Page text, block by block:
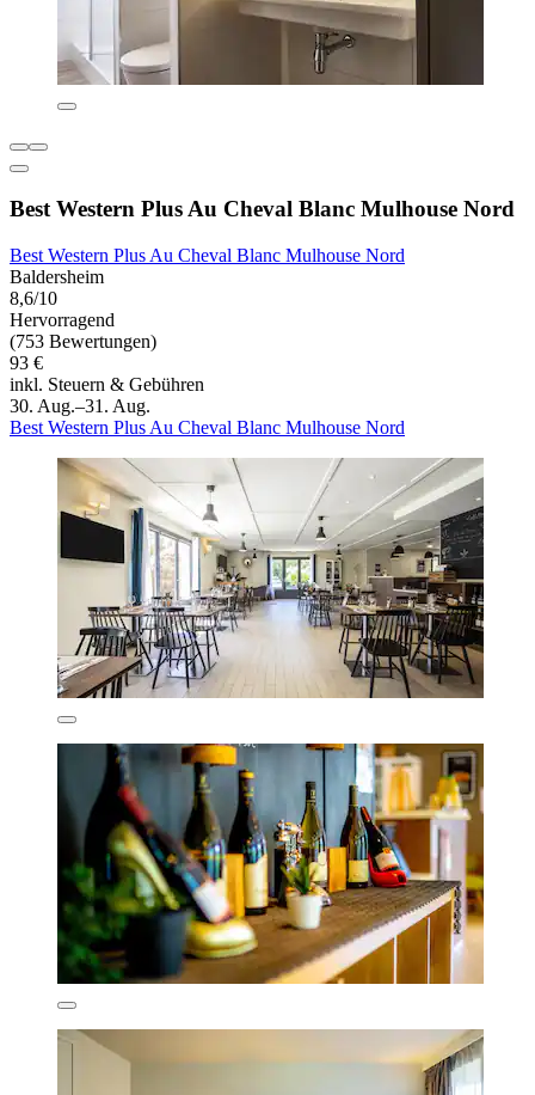
Best Western Plus Au Cheval Blanc Mulhouse Nord
Best Western Plus Au Cheval Blanc Mulhouse Nord
Baldersheim
8,6/10
Hervorragend
(753 Bewertungen)
93 €
inkl. Steuern & Gebühren
30. Aug.–31. Aug.
Best Western Plus Au Cheval Blanc Mulhouse Nord